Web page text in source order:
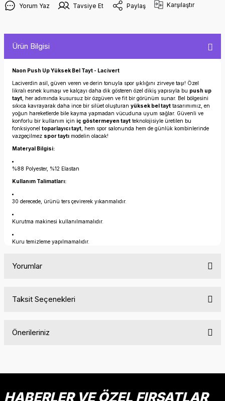
Yorum Yaz Tavsiye Et Paylaş Karşılaştır
Ürün Bilgisi
Naon Push Up Yüksek Bel Tayt - Lacivert
Laciverdin asil, güven veren ve derin tonuyla spor şıklığını zirveye taşı! Özel
likralı esnek kumaşı ve kalçayı daha dik gösteren özel dikiş yapısıyla bu push up
tayt , her adımında kusursuz bir özgüven ve fit bir görünüm sunar. Bel bölgesini
sıkıca kavrayarak daha ince bir silüet oluşturan yüksek bel tayt tasarımımız, en
yoğun hareketlerde bile kayma yapmadan vücuduna uyum sağlar. Güvenli ve
konforlu bir kullanım için iç göstermeyen tayt teknolojisiyle üretilen bu
fonksiyonel toparlayıcı tayt , hem spor salonunda hem de günlük kombinlerinde
vazgeçilmez spor taytı modelin olacak!
Materyal Bilgisi:
%88 Polyester, %12 Elastan
Kullanım Talimatları:
30 derecede, ürünü ters çevirerek yıkanmalıdır.
Kurutma makinesi kullanılmamalıdır.
Kuru temizleme yapılmamalıdır.
Yorumlar
Taksit Seçenekleri
Önerileriniz
HABERLER VE ÖZEL FIRSATLAR